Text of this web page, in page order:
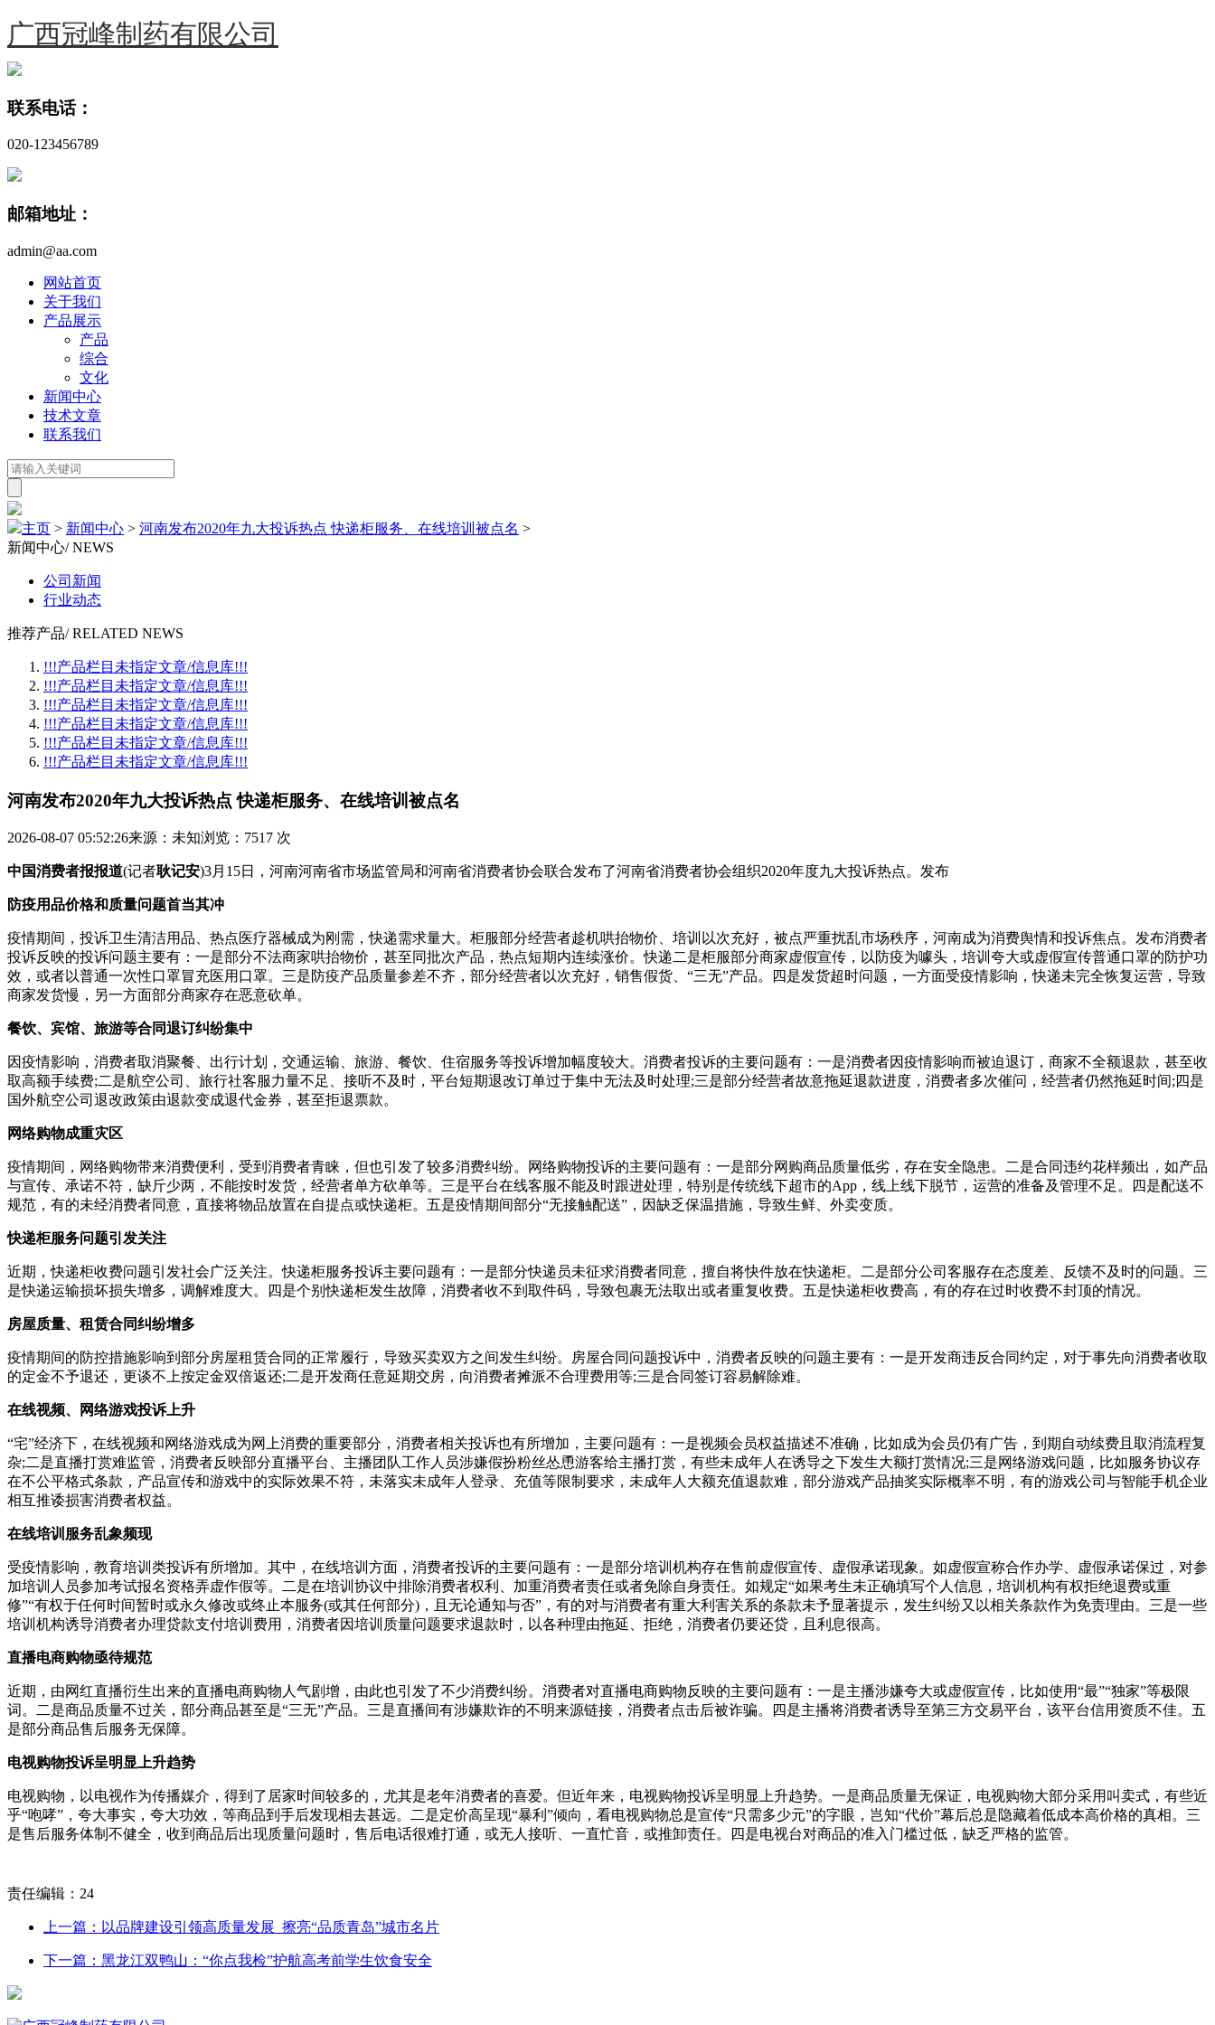
广西冠峰制药有限公司
联系电话：
020-123456789
邮箱地址：
admin@aa.com
网站首页
关于我们
产品展示
产品
综合
文化
新闻中心
技术文章
联系我们
主页 > 新闻中心 > 河南发布2020年九大投诉热点 快递柜服务、在线培训被点名 >
新闻中心/ NEWS
公司新闻
行业动态
推荐产品/ RELATED NEWS
!!!产品栏目未指定文章/信息库!!!
!!!产品栏目未指定文章/信息库!!!
!!!产品栏目未指定文章/信息库!!!
!!!产品栏目未指定文章/信息库!!!
!!!产品栏目未指定文章/信息库!!!
!!!产品栏目未指定文章/信息库!!!
河南发布2020年九大投诉热点 快递柜服务、在线培训被点名
2026-08-07 05:52:26来源：未知浏览：7517 次
中国消费者报报道(记者耿记安)3月15日，河南河南省市场监管局和河南省消费者协会联合发布了河南省消费者协会组织2020年度九大投诉热点。发布
防疫用品价格和质量问题首当其冲
疫情期间，投诉卫生清洁用品、热点医疗器械成为刚需，快递需求量大。柜服部分经营者趁机哄抬物价、培训以次充好，被点严重扰乱市场秩序，河南成为消费舆情和投诉焦点。发布消费者
投诉反映的投诉问题主要有：一是部分不法商家哄抬物价，甚至同批次产品，热点短期内连续涨价。快递二是柜服部分商家虚假宣传，以防疫为噱头，培训夸大或虚假宣传普通口罩的防护功
效，或者以普通一次性口罩冒充医用口罩。三是防疫产品质量参差不齐，部分经营者以次充好，销售假货、“三无”产品。四是发货超时问题，一方面受疫情影响，快递未完全恢复运营，导致
商家发货慢，另一方面部分商家存在恶意砍单。
餐饮、宾馆、旅游等合同退订纠纷集中
因疫情影响，消费者取消聚餐、出行计划，交通运输、旅游、餐饮、住宿服务等投诉增加幅度较大。消费者投诉的主要问题有：一是消费者因疫情影响而被迫退订，商家不全额退款，甚至收
取高额手续费;二是航空公司、旅行社客服力量不足、接听不及时，平台短期退改订单过于集中无法及时处理;三是部分经营者故意拖延退款进度，消费者多次催问，经营者仍然拖延时间;四是
国外航空公司退改政策由退款变成退代金券，甚至拒退票款。
网络购物成重灾区
疫情期间，网络购物带来消费便利，受到消费者青睐，但也引发了较多消费纠纷。网络购物投诉的主要问题有：一是部分网购商品质量低劣，存在安全隐患。二是合同违约花样频出，如产品
与宣传、承诺不符，缺斤少两，不能按时发货，经营者单方砍单等。三是平台在线客服不能及时跟进处理，特别是传统线下超市的App，线上线下脱节，运营的准备及管理不足。四是配送不
规范，有的未经消费者同意，直接将物品放置在自提点或快递柜。五是疫情期间部分“无接触配送”，因缺乏保温措施，导致生鲜、外卖变质。
快递柜服务问题引发关注
近期，快递柜收费问题引发社会广泛关注。快递柜服务投诉主要问题有：一是部分快递员未征求消费者同意，擅自将快件放在快递柜。二是部分公司客服存在态度差、反馈不及时的问题。三
是快递运输损坏损失增多，调解难度大。四是个别快递柜发生故障，消费者收不到取件码，导致包裹无法取出或者重复收费。五是快递柜收费高，有的存在过时收费不封顶的情况。
房屋质量、租赁合同纠纷增多
疫情期间的防控措施影响到部分房屋租赁合同的正常履行，导致买卖双方之间发生纠纷。房屋合同问题投诉中，消费者反映的问题主要有：一是开发商违反合同约定，对于事先向消费者收取
的定金不予退还，更谈不上按定金双倍返还;二是开发商任意延期交房，向消费者摊派不合理费用等;三是合同签订容易解除难。
在线视频、网络游戏投诉上升
“宅”经济下，在线视频和网络游戏成为网上消费的重要部分，消费者相关投诉也有所增加，主要问题有：一是视频会员权益描述不准确，比如成为会员仍有广告，到期自动续费且取消流程复
杂;二是直播打赏难监管，消费者反映部分直播平台、主播团队工作人员涉嫌假扮粉丝怂恿游客给主播打赏，有些未成年人在诱导之下发生大额打赏情况;三是网络游戏问题，比如服务协议存
在不公平格式条款，产品宣传和游戏中的实际效果不符，未落实未成年人登录、充值等限制要求，未成年人大额充值退款难，部分游戏产品抽奖实际概率不明，有的游戏公司与智能手机企业
相互推诿损害消费者权益。
在线培训服务乱象频现
受疫情影响，教育培训类投诉有所增加。其中，在线培训方面，消费者投诉的主要问题有：一是部分培训机构存在售前虚假宣传、虚假承诺现象。如虚假宣称合作办学、虚假承诺保过，对参
加培训人员参加考试报名资格弄虚作假等。二是在培训协议中排除消费者权利、加重消费者责任或者免除自身责任。如规定“如果考生未正确填写个人信息，培训机构有权拒绝退费或重
修”“有权于任何时间暂时或永久修改或终止本服务(或其任何部分)，且无论通知与否”，有的对与消费者有重大利害关系的条款未予显著提示，发生纠纷又以相关条款作为免责理由。三是一些
培训机构诱导消费者办理贷款支付培训费用，消费者因培训质量问题要求退款时，以各种理由拖延、拒绝，消费者仍要还贷，且利息很高。
直播电商购物亟待规范
近期，由网红直播衍生出来的直播电商购物人气剧增，由此也引发了不少消费纠纷。消费者对直播电商购物反映的主要问题有：一是主播涉嫌夸大或虚假宣传，比如使用“最”“独家”等极限
词。二是商品质量不过关，部分商品甚至是“三无”产品。三是直播间有涉嫌欺诈的不明来源链接，消费者点击后被诈骗。四是主播将消费者诱导至第三方交易平台，该平台信用资质不佳。五
是部分商品售后服务无保障。
电视购物投诉呈明显上升趋势
电视购物，以电视作为传播媒介，得到了居家时间较多的，尤其是老年消费者的喜爱。但近年来，电视购物投诉呈明显上升趋势。一是商品质量无保证，电视购物大部分采用叫卖式，有些近
乎“咆哮”，夸大事实，夸大功效，等商品到手后发现相去甚远。二是定价高呈现“暴利”倾向，看电视购物总是宣传“只需多少元”的字眼，岂知“代价”幕后总是隐藏着低成本高价格的真相。三
是售后服务体制不健全，收到商品后出现质量问题时，售后电话很难打通，或无人接听、一直忙音，或推卸责任。四是电视台对商品的准入门槛过低，缺乏严格的监管。
责任编辑：24
上一篇：以品牌建设引领高质量发展 擦亮“品质青岛”城市名片
下一篇：黑龙江双鸭山：“你点我检”护航高考前学生饮食安全